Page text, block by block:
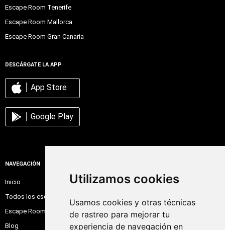
Utilizamos cookies
Usamos cookies y otras técnicas
de rastreo para mejorar tu
experiencia de navegación en
Escape Room Tenerife
Escape Room Mallorca
Escape Room Gran Canaria
DESCÁRGATE LA APP
App Store
Google Play
NAVEGACIÓN
Inicio
Todos los escape room
Escape Room Online
Blog